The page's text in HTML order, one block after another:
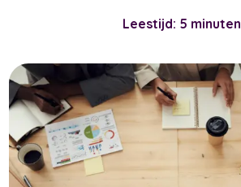
Leestijd: 5 minuten